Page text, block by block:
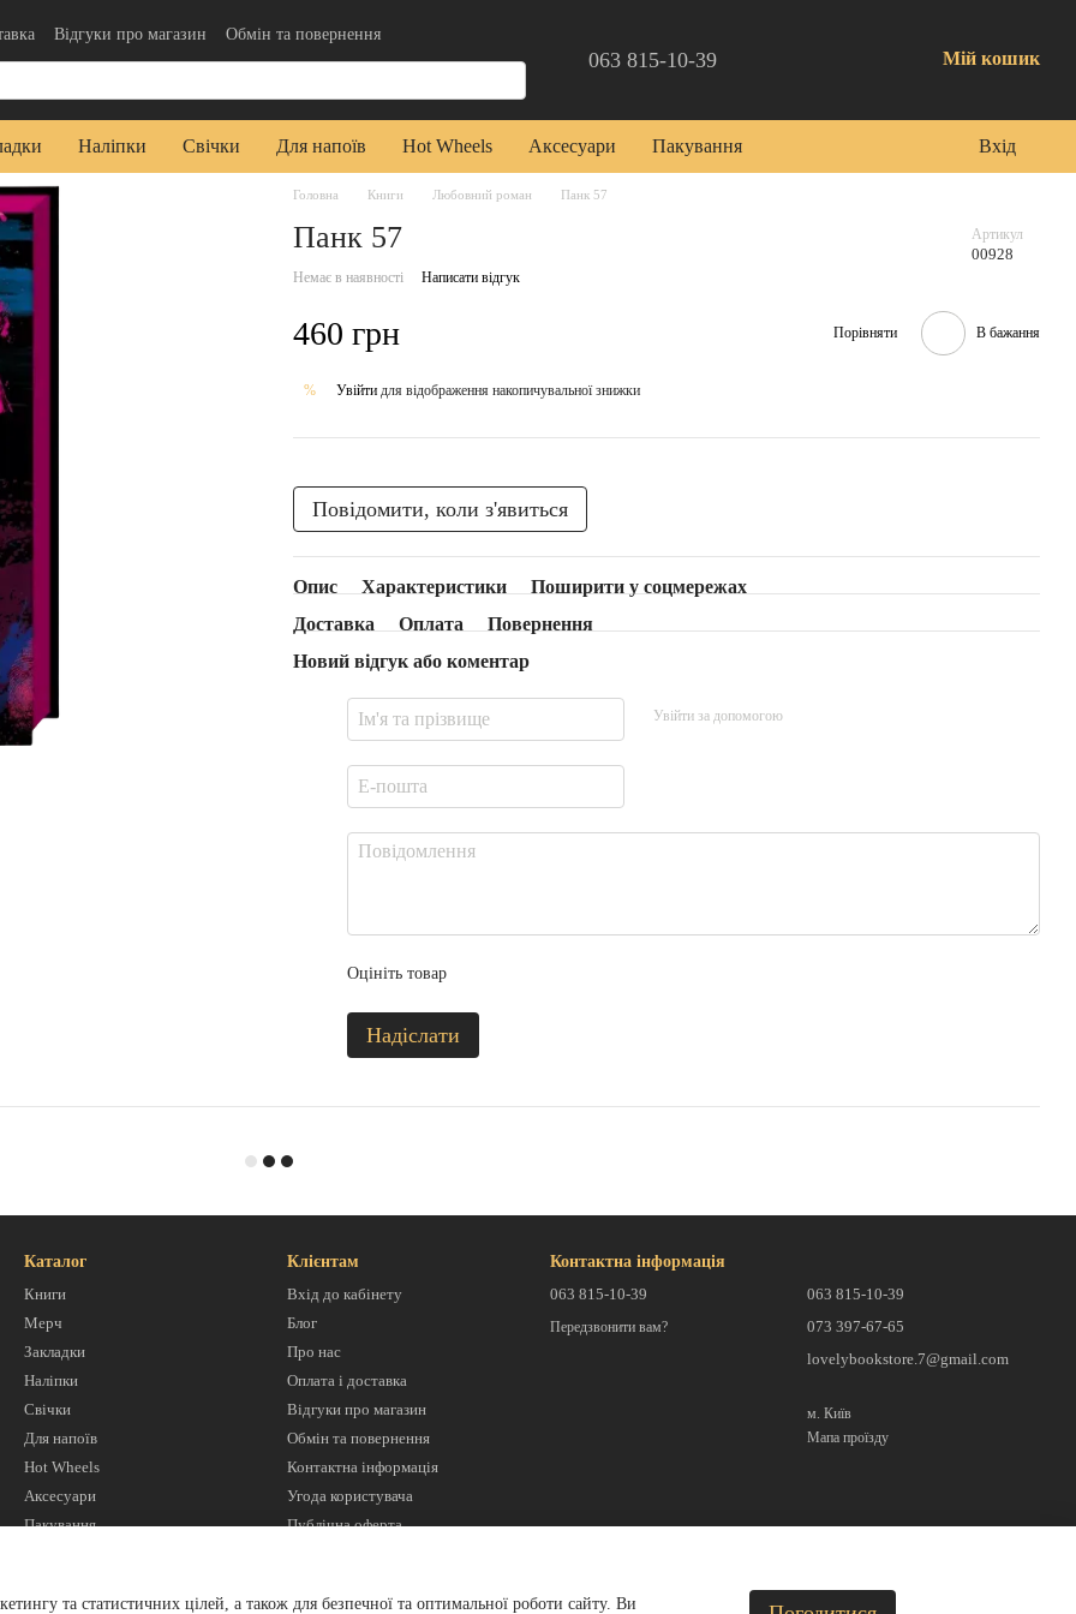
Відгуки про магазин
Обмін та повернення
користувача
Публічна оферта 063 815-10-39 Мій кошик
Наліпки Свічки Для напоїв Hot Wheels Аксесуари Пакування Вхід
Головна Книги Любовний роман Панк 57
Панк 57 Артикул
00928
Немає в наявності Написати відгук
460 грн Порівняти В бажання
% Увійти для відображення накопичувальної знижки
Повідомити, коли з'явиться
Опис Характеристики
Поширити у соцмережах
Доставка
Оплата
Повернення
Новий відгук або коментар
Увійти за допомогою
Оцініть товар
Надіслати
Каталог
Книги
Мерч
Закладки
Наліпки
Свічки
Для напоїв
Hot Wheels
Аксесуари
Пакування
Клієнтам
Вхід до кабінету
Блог
Про нас
Оплата і доставка
Відгуки про магазин
Обмін та повернення
Контактна інформація
Угода користувача
Публічна оферта
Контактна інформація
063 815-10-39
Передзвонити вам?
063 815-10-39
073 397-67-65
lovelybookstore.7@gmail.com
м. Київ
Мапа проїзду
та статистичних цілей, а також для безпечної та оптимальної роботи сайту. Ви